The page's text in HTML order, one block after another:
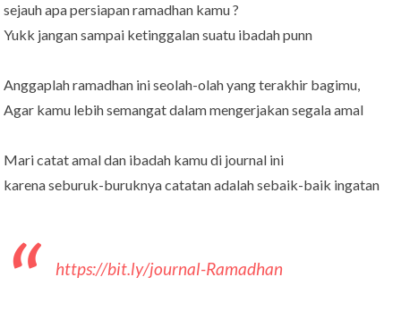
sejauh apa persiapan ramadhan kamu ?
Yukk jangan sampai ketinggalan suatu ibadah punn
Anggaplah ramadhan ini seolah-olah yang terakhir bagimu,
Agar kamu lebih semangat dalam mengerjakan segala amal
Mari catat amal dan ibadah kamu di journal ini
karena seburuk-buruknya catatan adalah sebaik-baik ingatan
https://bit.ly/journal-Ramadhan